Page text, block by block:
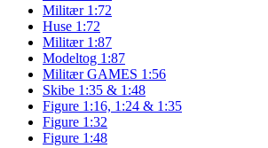
Militær 1:72
Huse 1:72
Militær 1:87
Modeltog 1:87
Militær GAMES 1:56
Skibe 1:35 & 1:48
Figure 1:16, 1:24 & 1:35
Figure 1:32
Figure 1:48